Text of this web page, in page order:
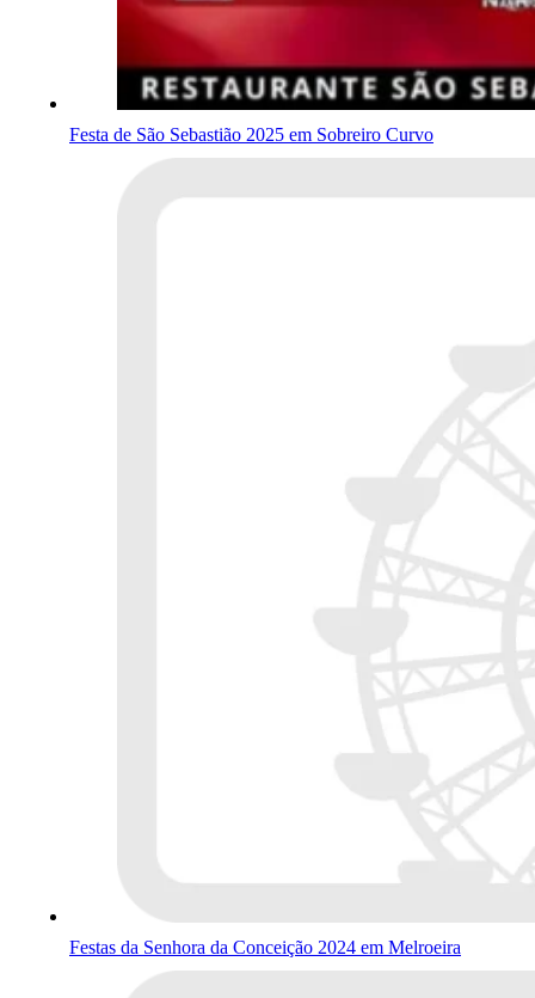
Festa de São Sebastião 2025 em Sobreiro Curvo
Festas da Senhora da Conceição 2024 em Melroeira